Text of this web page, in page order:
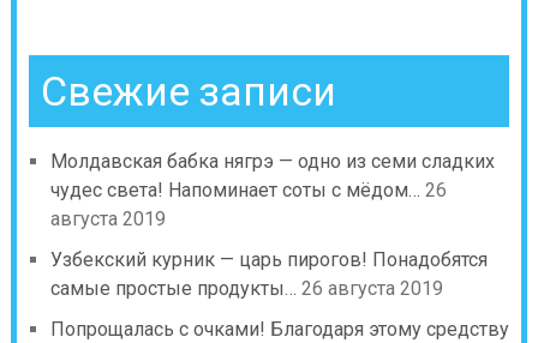
Свежие записи
Молдавская бабка нягрэ — одно из семи сладких
чудес света! Напоминает соты с мёдом… 26
августа 2019
Узбекский курник — царь пирогов! Понадобятся
самые простые продукты… 26 августа 2019
Попрощалась с очками! Благодаря этому средству